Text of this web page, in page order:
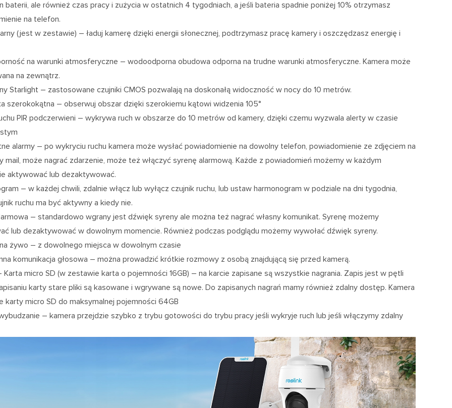
baterii, ale również czas pracy i zużycia w ostatnich 4 tygodniach, a jeśli bateria spadnie poniżej 10% otrzymasz
na telefon.
(jest w zestawie) – ładuj kamerę dzięki energii słonecznej, podtrzymasz pracę kamery i oszczędzasz energię i
na warunki atmosferyczne – wodoodporna obudowa odporna na trudne warunki atmosferyczne. Kamera może
na zewnątrz.
Starlight – zastosowane czujniki CMOS pozwalają na doskonałą widoczność w nocy do 10 metrów.
szerokokątna – obserwuj obszar dzięki szerokiemu kątowi widzenia 105°
PIR podczerwieni – wykrywa ruch w obszarze do 10 metrów od kamery, dzięki czemu wyzwala alerty w czasie
alarmy – po wykryciu ruchu kamera może wysłać powiadomienie na dowolny telefon, powiadomienie ze zdjęciem na
mail, może nagrać zdarzenie, może też włączyć syrenę alarmową. Każde z powiadomień możemy w każdym
aktywować lub dezaktywować.
– w każdej chwili, zdalnie włącz lub wyłącz czujnik ruchu, lub ustaw harmonogram w podziale na dni tygodnia,
ruchu ma być aktywny a kiedy nie.
– standardowo wgrany jest dźwięk syreny ale można też nagrać własny komunikat. Syrenę możemy
lub dezaktywować w dowolnym momencie. Również podczas podglądu możemy wywołać dźwięk syreny.
żywo – z dowolnego miejsca w dowolnym czasie
komunikacja głosowa – można prowadzić krótkie rozmowy z osobą znajdującą się przed kamerą.
Karta micro SD (w zestawie karta o pojemności 16GB) – na karcie zapisane są wszystkie nagrania. Zapis jest w pętli
karty stare pliki są kasowane i wgrywane są nowe. Do zapisanych nagrań mamy również zdalny dostęp. Kamera
karty micro SD do maksymalnej pojemności 64GB
– kamera przejdzie szybko z trybu gotowości do trybu pracy jeśli wykryje ruch lub jeśli włączymy zdalny